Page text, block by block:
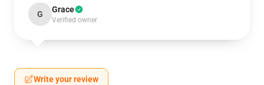
G Grace
Verified owner
Write your review